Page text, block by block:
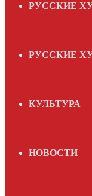
РУССКИЕ
РУССКИЕ
КУЛЬТУРА
НОВОСТИ